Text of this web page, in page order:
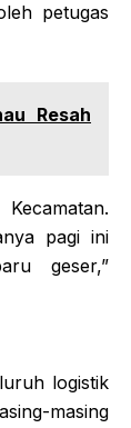
petugas
Resah
pagi ini
geser,”
logistik
masing